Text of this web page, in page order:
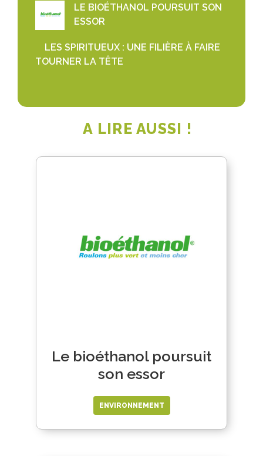
LE BIOÉTHANOL POURSUIT SON
ESSOR
LES SPIRITUEUX : UNE FILIÈRE À FAIRE
TOURNER LA TÊTE
A LIRE AUSSI !
Le bioéthanol poursuit
son essor
ENVIRONNEMENT